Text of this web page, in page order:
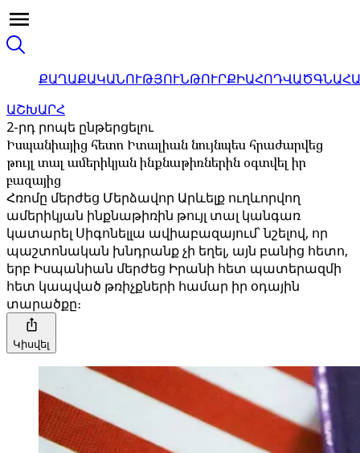
ՔԱՂԱՔԱԿԱՆՈՒԹՅՈՒՆԹՈՒՐՔԻԱՀՈԴՎԱԾ
ԱՇԽԱՐՀ
2-րդ րոպե ընթերցելու
Իսպանիայից հետո Իտալիան նույնպես հրաժարվեց
թույլ տալ ամերիկյան ինքնաթիռներին օգտվել իր
բազայից
Հռոմը մերժեց Մերձավոր Արևելք ուղևորվող
ամերիկյան ինքնաթիռին թույլ տալ կանգառ
կատարել Սիգոնելլա ավիաբազայում՝ նշելով, որ
պաշտոնական խնդրանք չի եղել, այն բանից հետո,
երբ Իսպանիան մերժեց Իրանի հետ պատերազմի
հետ կապված թռիչքների համար իր օդային
տարածքը։
Կիսվել